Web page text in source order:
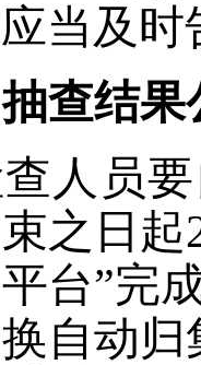
当及时
抽查结
人员
之日
台”完
自动